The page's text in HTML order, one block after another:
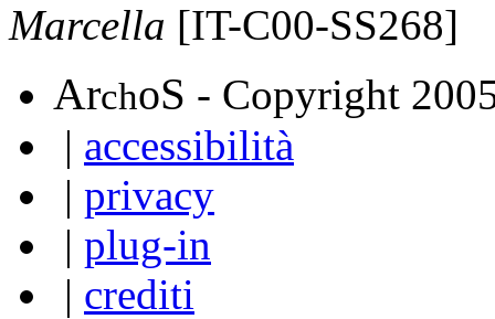
Marcella [IT-C00-SS268]
ArchoS - Copyright
| accessibilità
| privacy
| plug-in
| crediti